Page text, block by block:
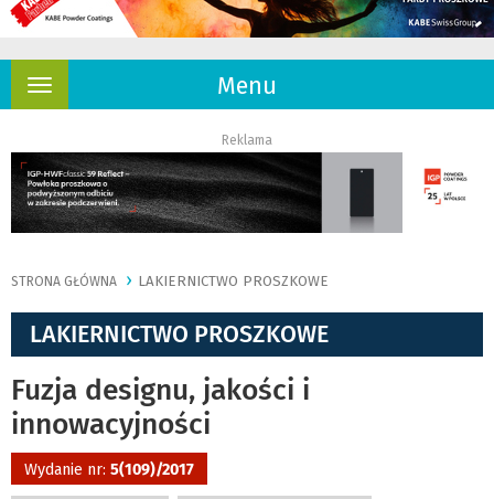
Menu
Rozwiń
Reklama
STRONA GŁÓWNA LAKIERNICTWO PROSZKOWE
LAKIERNICTWO PROSZKOWE
Fuzja designu, jakości i
innowacyjności
Wydanie nr: 5(109)/2017